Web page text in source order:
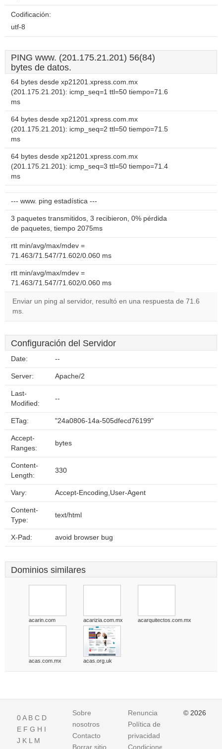
Codificación:
utf-8
PING www. (201.175.21.201) 56(84)
bytes de datos.
64 bytes desde xp21201.xpress.com.mx
(201.175.21.201): icmp_seq=1 ttl=50 tiempo=71.6
ms
64 bytes desde xp21201.xpress.com.mx
(201.175.21.201): icmp_seq=2 ttl=50 tiempo=71.5
ms
64 bytes desde xp21201.xpress.com.mx
(201.175.21.201): icmp_seq=3 ttl=50 tiempo=71.4
ms
--- www. ping estadística ---
3 paquetes transmitidos, 3 recibieron, 0% pérdida
de paquetes, tiempo 2075ms
rtt min/avg/max/mdev =
71.463/71.547/71.602/0.060 ms
rtt min/avg/max/mdev =
71.463/71.547/71.602/0.060 ms
Enviar un ping al servidor, resultó en una respuesta de 71.6
ms.
Configuración del Servidor
Date: --
Server: Apache/2
Last-
Modified:
--
ETag: "24a0806-14a-505dfecd76199"
Accept-
Ranges:
bytes
Content-
Length:
330
Vary: Accept-Encoding,User-Agent
Content-
Type:
text/html
X-Pad: avoid browser bug
Dominios similares
acarin.com acarizia.com.mx acarquitectos.com.mx
acas.com.mx acas.org.uk
0A B C D
E F G H I
J K L M
Sobre
nosotros
Contacto
Borrar sitio
Renuncia
Política de
privacidad
Condiciones
© 2026